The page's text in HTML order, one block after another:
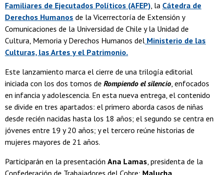
Familiares de Ejecutados Políticos (AFEP), la Cátedra de
Derechos Humanos de la Vicerrectoría de Extensión y
Comunicaciones de la Universidad de Chile y la Unidad de
Cultura, Memoria y Derechos Humanos del Ministerio de las
Culturas, las Artes y el Patrimonio.
Este lanzamiento marca el cierre de una trilogía editorial
iniciada con los dos tomos de Rompiendo el silencio, enfocados
en infancia y adolescencia. En esta nueva entrega, el contenido
se divide en tres apartados: el primero aborda casos de niñas
desde recién nacidas hasta los 18 años; el segundo se centra en
jóvenes entre 19 y 20 años; y el tercero reúne historias de
mujeres mayores de 21 años.
Participarán en la presentación Ana Lamas, presidenta de la